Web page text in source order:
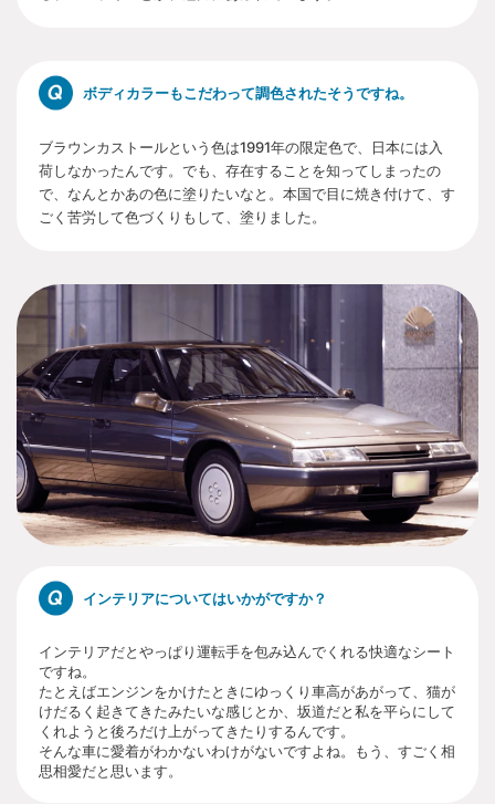
ボディカラーもこだわって調色されたそうですね。
ブラウンカストールという色は1991年の限定色で、日本には入
荷しなかったんです。でも、存在することを知ってしまったの
で、なんとかあの色に塗りたいなと。本国で目に焼き付けて、す
ごく苦労して色づくりもして、塗りました。
インテリアについてはいかがですか？
インテリアだとやっぱり運転手を包み込んでくれる快適なシート
ですね。
たとえばエンジンをかけたときにゆっくり車高があがって、猫が
けだるく起きてきたみたいな感じとか、坂道だと私を平らにして
くれようと後ろだけ上がってきたりするんです。
そんな車に愛着がわかないわけがないですよね。もう、すごく相
思相愛だと思います。